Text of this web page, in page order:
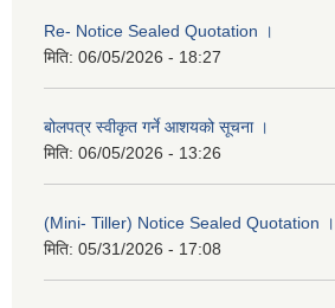
Re- Notice Sealed Quotation ।
मिति: 06/05/2026 - 18:27
बोलपत्र स्वीकृत गर्ने आशयको सूचना ।
मिति: 06/05/2026 - 13:26
(Mini- Tiller) Notice Sealed Quotation ।
मिति: 05/31/2026 - 17:08